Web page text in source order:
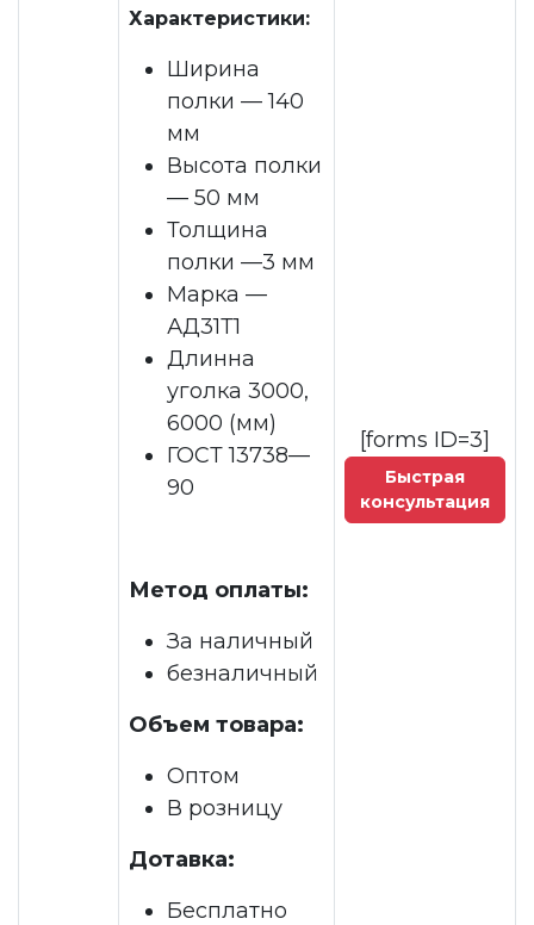
Характеристики:
Ширина
полки — 140
мм
Высота полки
— 50 мм
Толщина
полки —3 мм
Марка —
АД31Т1
Длинна
уголка 3000,
6000 (мм)
ГОСТ 13738—
90
Метод оплаты:
За наличный
безналичный
Объем товара:
Оптом
В розницу
Дотавка:
Бесплатно
[forms ID=3]
Быстрая
консультация